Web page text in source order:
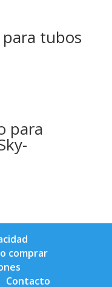
tubos
para
comprar
Contacto